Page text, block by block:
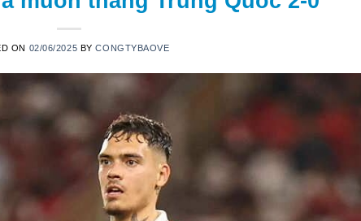
ON 02/06/2025 BYCONGTYBAOVE